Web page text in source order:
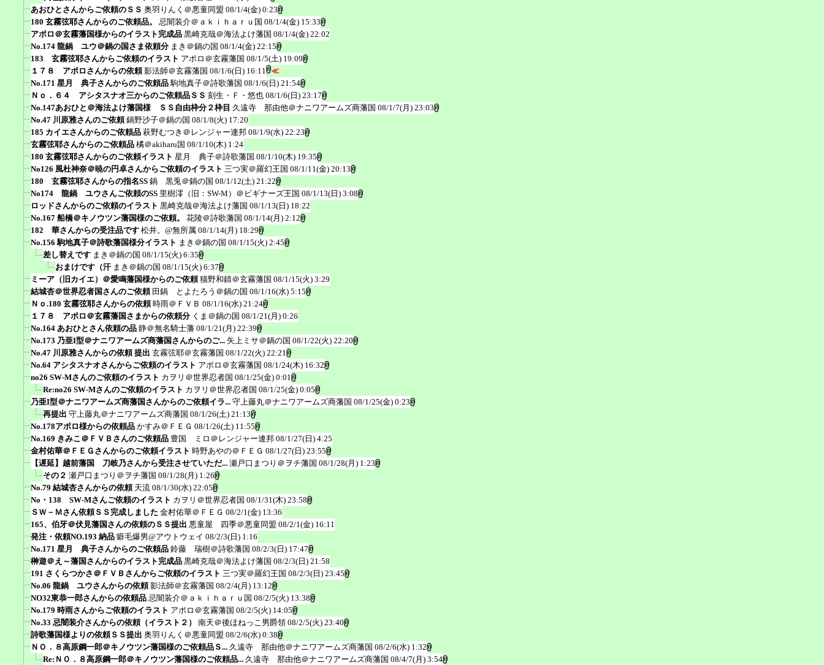
あおひとさんからご依頼のＳＳ 奥羽りんく＠悪童同盟 08/1/4(金) 0:23
180 玄霧弦耶さんからのご依頼品。
忌闇装介＠ａｋｉｈａｒｕ国 08/1/4(金) 15:33
アポロ＠玄霧藩国様からのイラスト完成品 黒崎克哉＠海法よけ藩国 08/1/4(金) 22:02
No.174 龍鍋 ユウ＠鍋の国さま依頼分 まき＠鍋の国 08/1/4(金) 22:15
183 玄霧弦耶さんからご依頼のイラスト アポロ＠玄霧藩国 08/1/5(土) 19:09
１７８ アポロさんからの依頼 影法師＠玄霧藩国 08/1/6(日) 16:11
≪
No.171 星月 典子さんからのご依頼品 駒地真子＠詩歌藩国 08/1/6(日) 21:54
Ｎｏ．６４ アシタスナオ三からのご依頼品ＳＳ 刻生・Ｆ・悠也 08/1/6(日) 23:17
No.147あおひと＠海法よけ藩国様 ＳＳ自由枠分２枠目 久遠寺 那由他＠ナニワアームズ商藩国 08/1/7(月) 23:03
No.47 川原雅さんのご依頼 鍋野沙子＠鍋の国 08/1/8(火) 17:20
185 カイエさんからのご依頼品 萩野むつき＠レンジャー連邦 08/1/9(水) 22:23
玄霧弦耶さんからのご依頼品 橘＠akiharu国 08/1/10(木) 1:24
180 玄霧弦耶さんからのご依頼イラスト 星月 典子＠詩歌藩国 08/1/10(木) 19:35
No126 風杜神奈＠暁の円卓さんからご依頼のイラスト 三つ実＠羅幻王国 08/1/11(金) 20:13
180 玄霧弦耶さんからの指名SS 鍋 黒兎＠鍋の国 08/1/12(土) 21:22
No174 龍鍋 ユウさんご依頼のSS 里樹澪（旧：SW-M）＠ビギナーズ王国 08/1/13(日) 3:08
ロッドさんからのご依頼のイラスト 黒崎克哉＠海法よけ藩国 08/1/13(日) 18:22
No.167 船橋＠キノウツン藩国様のご依頼。
花陵＠詩歌藩国 08/1/14(月) 2:12
182 華さんからの受注品です 松井。@無所属 08/1/14(月) 18:29
No.156 駒地真子＠詩歌藩国様分イラスト まき＠鍋の国 08/1/15(火) 2:45
差し替えです まき＠鍋の国 08/1/15(火) 6:35
おまけです（汗 まき＠鍋の国 08/1/15(火) 6:37
ミーア（旧カイエ）＠愛鳴藩国様からのご依頼 猫野和錆＠玄霧藩国 08/1/15(火) 3:29
結城杏＠世界忍者国さんのご依頼 田鍋 とよたろう＠鍋の国 08/1/16(水) 5:15
Ｎｏ.180 玄霧弦耶さんからの依頼 時雨＠ＦＶＢ 08/1/16(水) 21:24
１７８ アポロ＠玄霧藩国さまからの依頼分 くま＠鍋の国 08/1/21(月) 0:26
No.164 あおひとさん依頼の品 静＠無名騎士藩 08/1/21(月) 22:39
No.173 乃亜I型＠ナニワアームズ商藩国さんからのご... 矢上ミサ＠鍋の国 08/1/22(火) 22:20
No.47 川原雅さんからの依頼 提出 玄霧弦耶＠玄霧藩国 08/1/22(火) 22:21
No.64 アシタスナオさんからご依頼のイラスト アポロ＠玄霧藩国 08/1/24(木) 16:32
no26 SW-Mさんのご依頼のイラスト カヲリ＠世界忍者国 08/1/25(金) 0:01
Re:no26 SW-Mさんのご依頼のイラスト カヲリ＠世界忍者国 08/1/25(金) 0:05
乃亜I型＠ナニワアームズ商藩国さんからのご依頼イラ... 守上藤丸＠ナニワアームズ商藩国 08/1/25(金) 0:23
再提出 守上藤丸＠ナニワアームズ商藩国 08/1/26(土) 21:13
No.178アポロ様からの依頼品 かすみ＠ＦＥＧ 08/1/26(土) 11:55
No.169 きみこ＠ＦＶＢさんのご依頼品 豊国 ミロ＠レンジャー連邦 08/1/27(日) 4:25
金村佑華＠ＦＥＧさんからのご依頼イラスト 時野あやの＠ＦＥＧ 08/1/27(日) 23:55
【遅延】越前藩国 刀岐乃さんから受注させていただ... 瀬戸口まつり＠ヲチ藩国 08/1/28(月) 1:23
その２ 瀬戸口まつり＠ヲチ藩国 08/1/28(月) 1:26
No.79 結城杏さんからの依頼 天流 08/1/30(水) 22:05
No・138 SW-Mさんご依頼のイラスト カヲリ＠世界忍者国 08/1/31(木) 23:58
ＳＷ－Ｍさん依頼ＳＳ完成しました 金村佑華＠ＦＥＧ 08/2/1(金) 13:36
165、伯牙＠伏見藩国さんの依頼のＳＳ提出 悪童屋 四季＠悪童同盟 08/2/1(金) 16:11
発注・依頼NO.193 納品 癖毛爆男@アウトウェイ 08/2/3(日) 1:16
No.171 星月 典子さんからのご依頼品 鈴藤 瑞樹＠詩歌藩国 08/2/3(日) 17:47
榊遊＠え～藩国さんからのイラスト完成品 黒崎克哉＠海法よけ藩国 08/2/3(日) 21:58
191 さくらつかさ＠ＦＶＢさんからご依頼のイラスト 三つ実＠羅幻王国 08/2/3(日) 23:45
No.06 龍鍋 ユウさんからの依頼 影法師＠玄霧藩国 08/2/4(月) 13:12
NO32東恭一郎さんからの依頼品 忌闇装介＠ａｋｉｈａｒｕ国 08/2/5(火) 13:38
No.179 時雨さんからご依頼のイラスト アポロ＠玄霧藩国 08/2/5(火) 14:05
No.33 忌闇装介さんからの依頼（イラスト２）
南天＠後ほねっこ男爵領 08/2/5(火) 23:40
詩歌藩国様よりの依頼ＳＳ提出 奥羽りんく＠悪童同盟 08/2/6(水) 0:38
ＮＯ．８高原鋼一郎＠キノウツン藩国様のご依頼品Ｓ... 久遠寺 那由他＠ナニワアームズ商藩国 08/2/6(水) 1:32
Re:ＮＯ．８高原鋼一郎＠キノウツン藩国様のご依頼品... 久遠寺 那由他＠ナニワアームズ商藩国 08/4/7(月) 3:54